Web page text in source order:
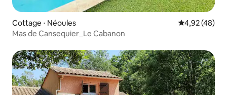
Cottage ⋅ Néoules Évaluation
4,92 (48)
Mas de Cansequier_Le Cabanon